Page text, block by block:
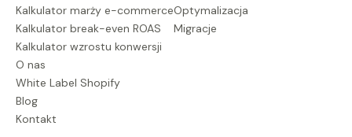
Kalkulator marży e-commerce
Kalkulator break-even ROAS
Kalkulator wzrostu konwersji
O nas
White Label Shopify
Blog
Kontakt
Optymalizacja
Migracje